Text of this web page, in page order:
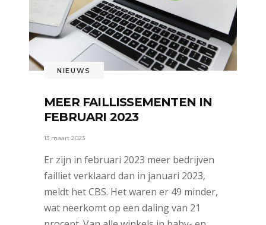
NIEUWS
MEER FAILLISSEMENTEN IN
FEBRUARI 2023
13 maart 2023
Er zijn in februari 2023 meer bedrijven
failliet verklaard dan in januari 2023,
meldt het CBS. Het waren er 49 minder,
wat neerkomt op een daling van 21